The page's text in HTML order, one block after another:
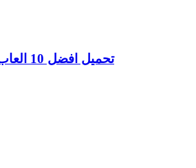
تحميل افضل 10 العاب بنات للأندوريد